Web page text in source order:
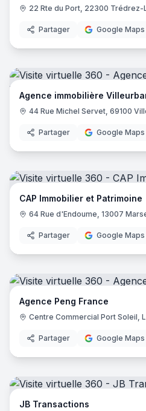
22 Rte du Port, 22300 Trédrez-
Partager Google Maps
Agence immobilière
44 Rue Michel Servet, 69100
Partager Google Maps
CAP Immobilier et Patrimoine
64 Rue d'Endoume, 13007
Partager Google Maps
Agence Peng France
Partager Google Maps
JB Transactions